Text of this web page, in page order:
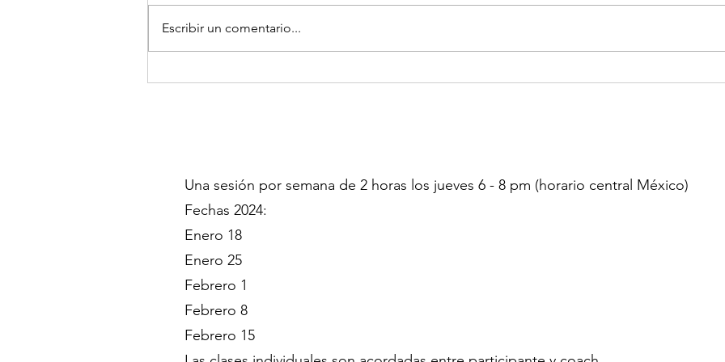
Escribir un comentario...
Una sesión por semana de 2 horas los jueves 6 - 8 pm (horario central México)
Fechas 2024:
Enero 18
Enero 25
Febrero 1
Febrero 8
Febrero 15